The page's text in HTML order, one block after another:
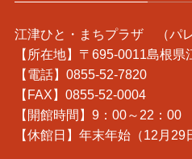
江津ひと・まちプラザ （パレ
【所在地】〒695-0011島根県
【電話】0855-52-7820
【FAX】0855-52-0004
【開館時間】9：00～22：00
【休館日】年末年始（12月29